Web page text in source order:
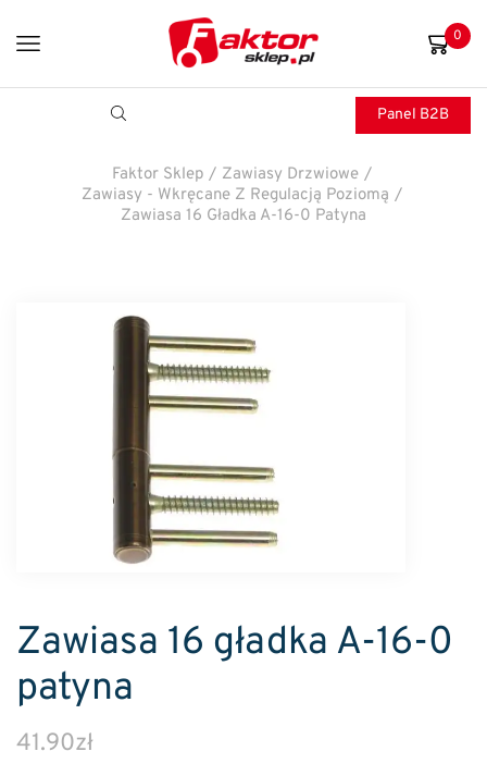
0
Panel B2B
Faktor Sklep / Zawiasy Drzwiowe /
Zawiasy - Wkręcane Z Regulacją Poziomą /
Zawiasa 16 Gładka A-16-0 Patyna
Zawiasa 16 gładka A-16-0
patyna
41.90zł